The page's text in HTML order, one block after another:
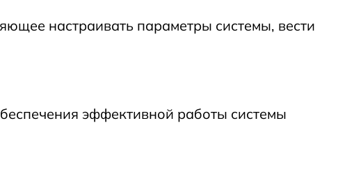
настраивать параметры системы, вести
эффективной работы системы